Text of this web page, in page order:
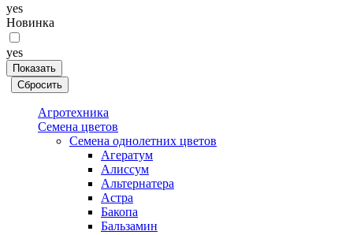
yes
Новинка
yes
Агротехника
Семена цветов
Семена однолетних цветов
Агератум
Алиссум
Альтернатера
Астра
Бакопа
Бальзамин